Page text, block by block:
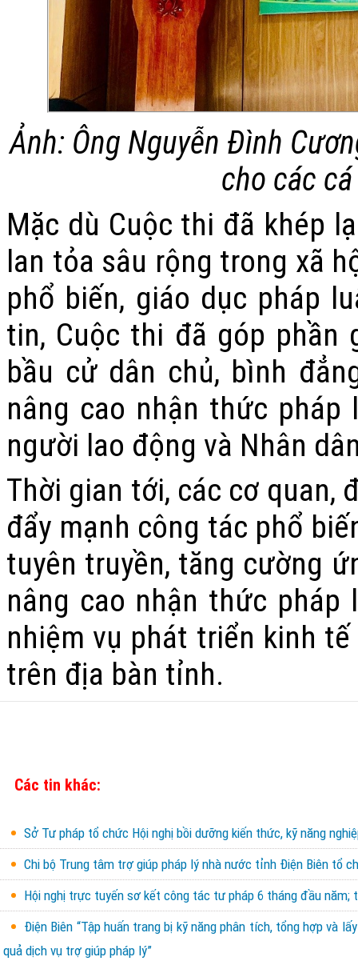
Ảnh: Ông Nguyễn Đình
cho các
Mặc dù Cuộc thi đã khép
lan tỏa sâu rộng trong xã
phổ biến, giáo dục pháp
tin, Cuộc thi đã góp phần
bầu cử dân chủ, bình
nâng cao nhận thức pháp
người lao động và Nhân
Thời gian tới, các cơ quan,
đẩy mạnh công tác phổ
tuyên truyền, tăng cường
nâng cao nhận thức pháp
nhiệm vụ phát triển kinh
trên địa bàn tỉnh.
Các tin khác:
Sở Tư pháp tổ chức Hội nghị bồi dưỡng kiến thức, kỹ năng
Chi bộ Trung tâm trợ giúp pháp lý nhà nước tỉnh Điện Biên tổ
Hội nghị trực tuyến sơ kết công tác tư pháp 6 tháng đầu năm;
Điện Biên “Tập huấn trang bị kỹ năng phân tích, tổng hợp và
quả dịch vụ trợ giúp pháp lý”